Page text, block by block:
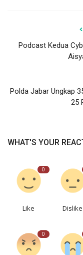
Podcast Kedua
Polda Jabar Ungkap
25
WHAT'S YOUR
0
Like Dislike
0